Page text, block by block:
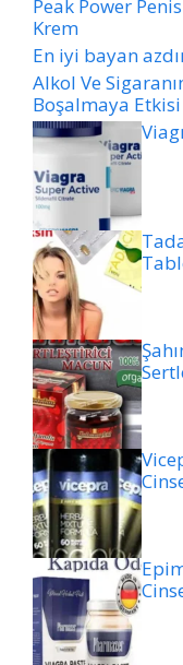
Peak Power
Krem
En iyi bayan
Alkol Ve
Boşalmaya Etkisi